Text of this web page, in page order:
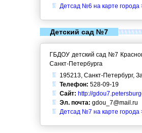
Детсад №6 на карте города
Детский сад №7
ГБДОУ детский сад №7
Санкт-Петербурга
195213, Санкт-Петербург,
Телефон: 528-09-19
Сайт: http://
Эл. почта: gdou_7@mail.ru
Детсад №7 на карте города